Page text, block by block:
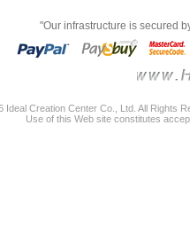
"Our infrastructure is secured
Ideal Creation Center Co., Ltd. All Rights
Use of this Web site constitutes